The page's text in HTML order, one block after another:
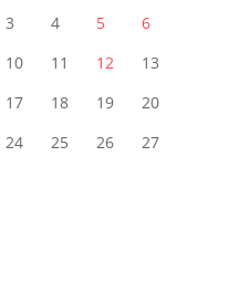
3 4 5
6
10 11 12
13
17 18 19
20
24 25 26
27